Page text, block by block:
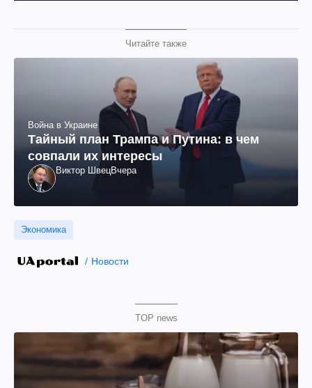
Читайте также
Война в Украине
Тайный план Трампа и Путина: в чем
совпали их интересы
Виктор ШвецВчера
Экономика
Новости
TOP news